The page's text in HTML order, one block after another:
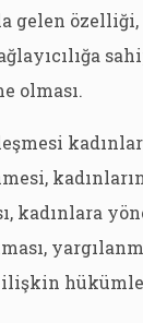
gelen
olması.
kadınlara
ilişkin